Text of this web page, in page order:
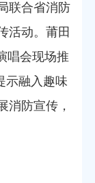
联合省消防
活动。莆田
唱会现场推
示融入趣味
消防宣传，